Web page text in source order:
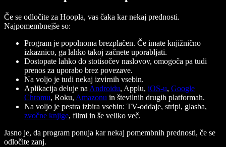
Če se odločite za Hoopla, vas čaka kar nekaj prednosti.
Najpomembnejše so:
Program je popolnoma brezplačen. Če imate knjižnično
izkaznico, ga lahko takoj začnete uporabljati.
Dostopate lahko do stotisočev naslovov, omogoča pa tudi
prenos za uporabo brez povezave.
Na voljo je tudi nekaj izvirnih vsebin.
Aplikacija deluje na Androidu, Applu, iOS-u, Google
Chromu, Roku, Amazonu in številnih drugih platformah.
Na voljo je pestra izbira vsebin: TV-oddaje, stripi, glasba,
zvočne knjige, filmi in še veliko več.
Jasno je, da program ponuja kar nekaj pomembnih prednosti, če se
odločite zanj.